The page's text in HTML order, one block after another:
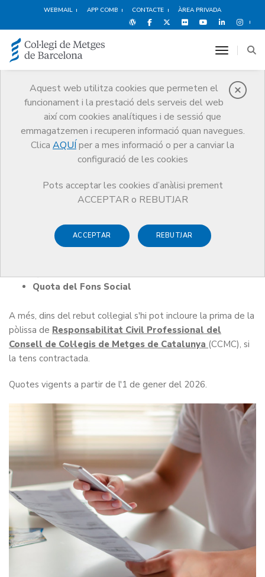
WEBMAIL APP COMB CONTACTE ÀREA PRIVADA
Aquest web utilitza cookies que permeten el
funcionament i la prestació dels serveis del web
així com cookies analítiques i de sessió que
emmagatzemen i recuperen informació quan navegues.
Clica AQUÍ per a mes informació o per a canviar la
configuració de les cookies
Pots acceptar les cookies d’anàlisi prement
ACCEPTAR o REBUTJAR
ACCEPTAR REBUTJAR
toggle
Metges
Metges Quotes col·legials
Quotes col·legials
El rebut col·legial éstrimestrali es composa de dos
conceptes fixos:
Quota del Fons Social
A més, dins del rebut col·legial s'hi pot incloure la prima de la
pòlissa de Responsabilitat Civil Professional del
Consell de Col·legis de Metges de Catalunya (CCMC), si
la tens contractada.
Quotes vigents a partir de l'1 de gener del 2026.